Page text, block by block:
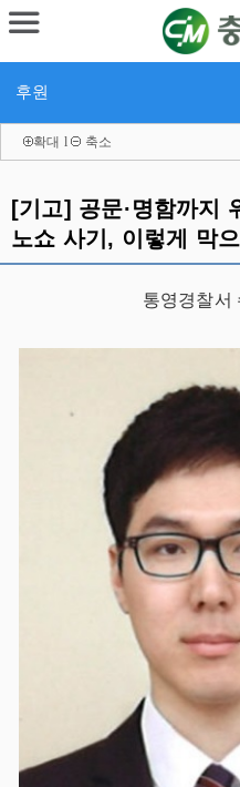
후원
확대 l 축소
[기고] 공문·명함까지
노쇼 사기, 이렇게 막
통영경찰서